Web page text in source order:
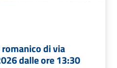
di via
dalle ore 13:30